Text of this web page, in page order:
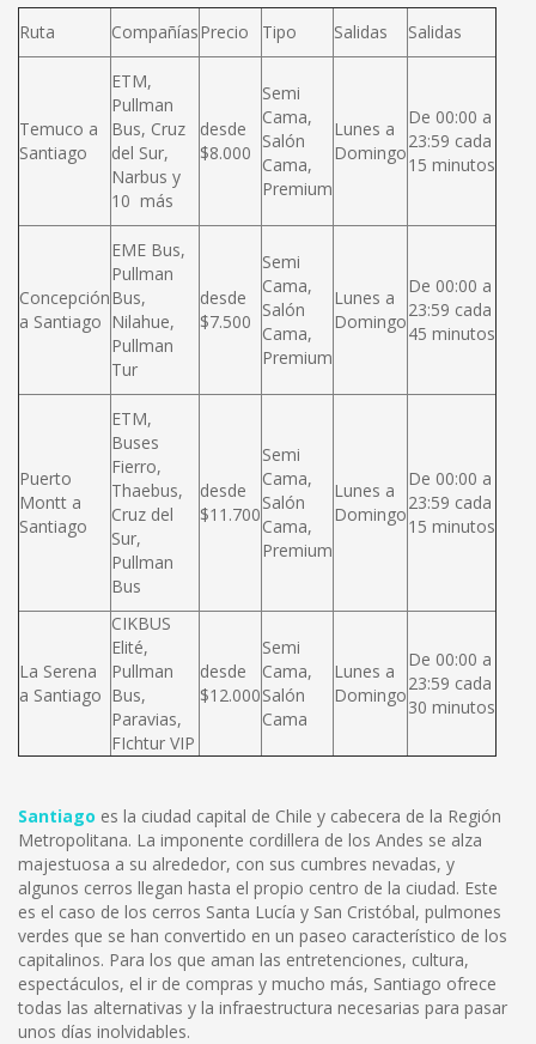
Ruta CompañíasPrecio Tipo Salidas Salidas
Temuco a
Santiago
ETM,
Pullman
Bus, Cruz
del Sur,
Narbus y
10 más
desde
$8.000
Semi
Cama,
Salón
Cama,
Premium
Lunes a
Domingo
De 00:00 a
23:59 cada
15 minutos
Concepción
a Santiago
EME Bus,
Pullman
Bus,
Nilahue,
Pullman
Tur
desde
$7.500
Semi
Cama,
Salón
Cama,
Premium
Lunes a
Domingo
De 00:00 a
23:59 cada
45 minutos
Puerto
Montt a
Santiago
ETM,
Buses
Fierro,
Thaebus,
Cruz del
Sur,
Pullman
Bus
desde
$11.700
Semi
Cama,
Salón
Cama,
Premium
Lunes a
Domingo
De 00:00 a
23:59 cada
15 minutos
La Serena
a Santiago
CIKBUS
Elité,
Pullman
Bus,
Paravias,
FIchtur VIP
desde
$12.000
Semi
Cama,
Salón
Cama
Lunes a
Domingo
De 00:00 a
23:59 cada
30 minutos
Santiago es la ciudad capital de Chile y cabecera de la Región
Metropolitana. La imponente cordillera de los Andes se alza
majestuosa a su alrededor, con sus cumbres nevadas, y
algunos cerros llegan hasta el propio centro de la ciudad. Este
es el caso de los cerros Santa Lucía y San Cristóbal, pulmones
verdes que se han convertido en un paseo característico de los
capitalinos. Para los que aman las entretenciones, cultura,
espectáculos, el ir de compras y mucho más, Santiago ofrece
todas las alternativas y la infraestructura necesarias para pasar
unos días inolvidables.